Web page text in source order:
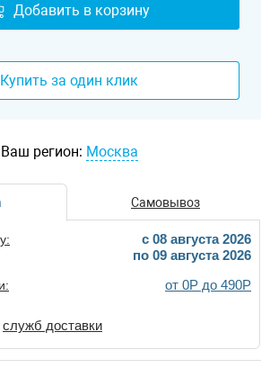
Добавить в корзину
Купить за один клик
Ваш регион: Москва
Самовывоз
c 08 августа 2026
по 09 августа 2026
от 0Р до 490Р
служб доставки